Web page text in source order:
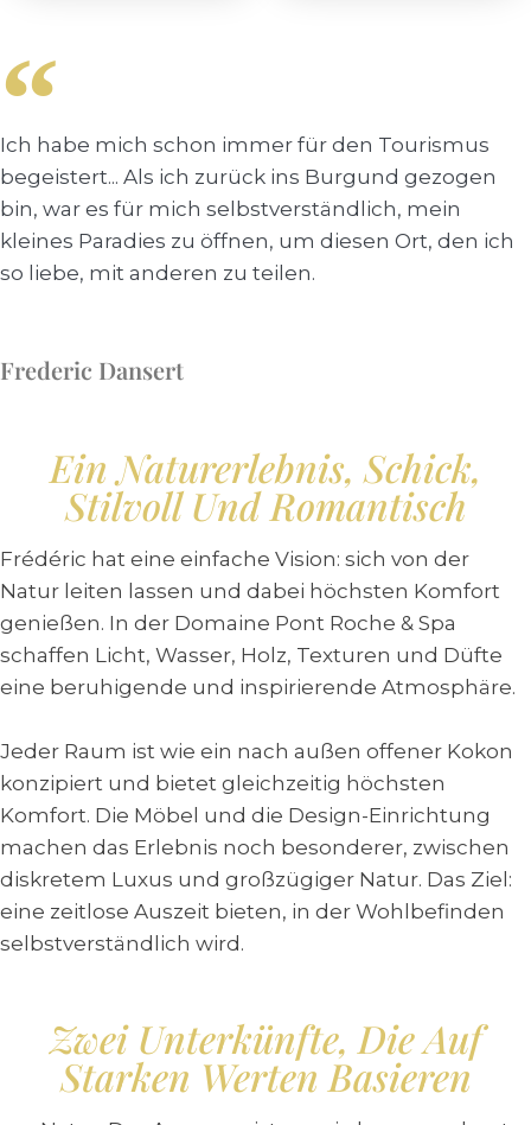
Ich habe mich schon immer für den Tourismus
begeistert... Als ich zurück ins Burgund gezogen
bin, war es für mich selbstverständlich, mein
kleines Paradies zu öffnen, um diesen Ort, den ich
so liebe, mit anderen zu teilen.
Frederic Dansert
Ein Naturerlebnis, Schick,
Stilvoll Und Romantisch
Frédéric hat eine einfache Vision: sich von der
Natur leiten lassen und dabei höchsten Komfort
genießen. In der Domaine Pont Roche & Spa
schaffen Licht, Wasser, Holz, Texturen und Düfte
eine beruhigende und inspirierende Atmosphäre.
Jeder Raum ist wie ein nach außen offener Kokon
konzipiert und bietet gleichzeitig höchsten
Komfort. Die Möbel und die Design-Einrichtung
machen das Erlebnis noch besonderer, zwischen
diskretem Luxus und großzügiger Natur. Das Ziel:
eine zeitlose Auszeit bieten, in der Wohlbefinden
selbstverständlich wird.
Zwei Unterkünfte, Die Auf
Starken Werten Basieren